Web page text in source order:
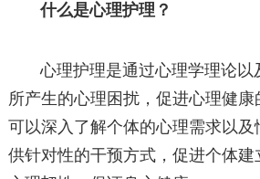
什么是心理护理？
心理护理是通过心理学理论以
所产生的心理困扰，促进心理健
可以深入了解个体的心理需求以及
供针对性的干预方式，促进个体建